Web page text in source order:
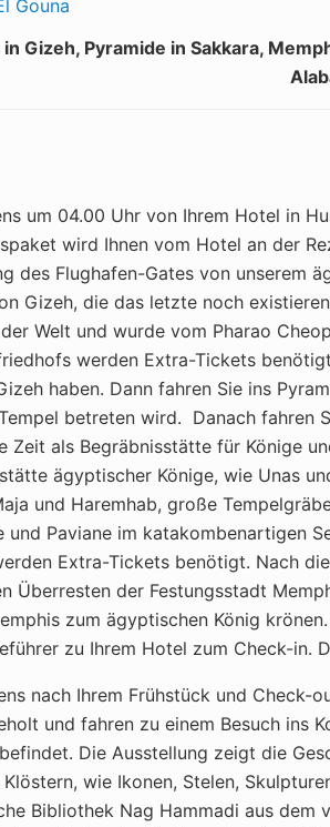
Gouna
in Gizeh, Pyramide in Sakkara,
um 04.00 Uhr von Ihrem Hotel in
wird Ihnen vom Hotel an der
des Flughafen-Gates von unserem
Gizeh, die das letzte noch
Welt und wurde vom Pharao
werden Extra-Tickets
haben. Dann fahren Sie ins
betreten wird. Danach
Zeit als Begräbnisstätte für Könige
ägyptischer Könige, wie Unas
und Haremhab, große
und Paviane im katakombenartigen
Extra-Tickets benötigt. Nach
Überresten der Festungsstadt
zum ägyptischen König
zu Ihrem Hotel zum Check-in.
nach Ihrem Frühstück und
und fahren zu einem Besuch ins
Die Ausstellung zeigt die
wie Ikonen, Stelen,
Bibliothek Nag Hammadi aus